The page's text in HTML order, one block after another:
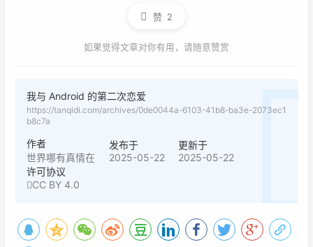
赞 2
如果觉得文章对你有用，请随意赞赏
我与 Android 的第二次恋爱
https://tanqidi.com/archives/0de0044a-6103-41b8-ba3e-2073ec1
b8c7a
作者
世界哪有真情在
发布于
2025-05-22
更新于
2025-05-22
许可协议
CC BY 4.0